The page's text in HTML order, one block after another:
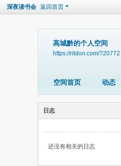
深夜读书会 返回首页
高城黔的个人空间
https://ritdon.com/?20772
空间首页 动态
日志
还没有相关的日志